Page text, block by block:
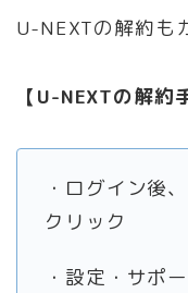
U-NEXTの解約も
【U-NEXTの解約
・ログイン後
クリック
・設定・サポ